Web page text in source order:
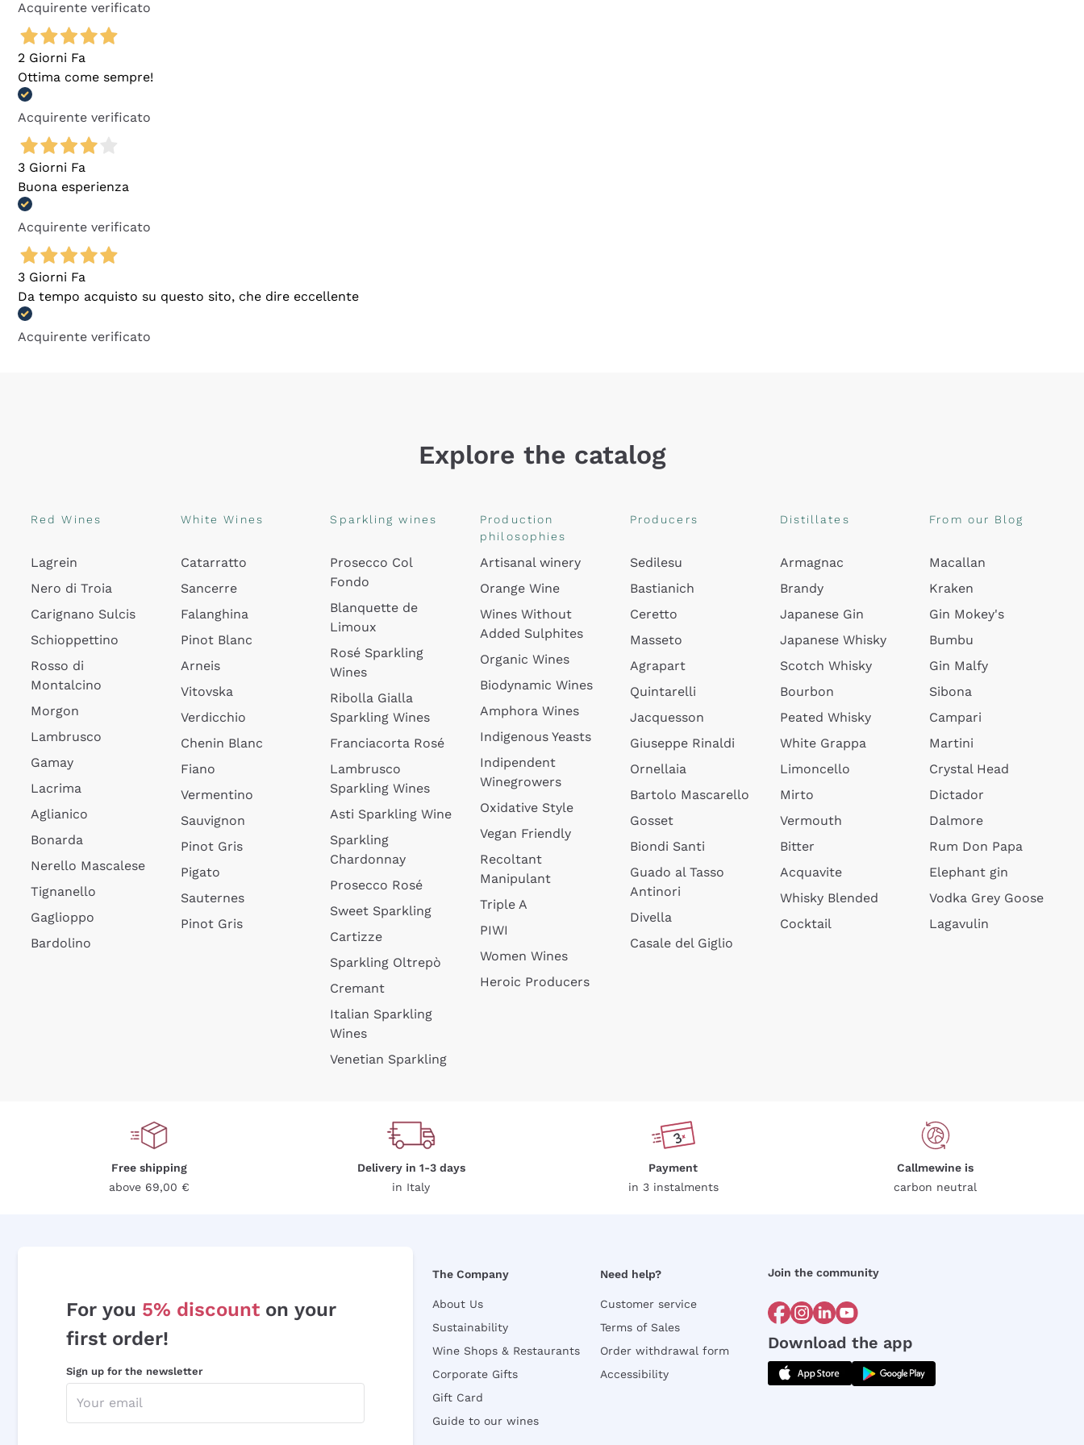
Acquirente verificato
2 Giorni Fa
Ottima come sempre!
Acquirente verificato
3 Giorni Fa
Buona esperienza
Acquirente verificato
3 Giorni Fa
Da tempo acquisto su questo sito, che dire eccellente
Acquirente verificato
Explore the catalog
Red Wines
Lagrein
Nero di Troia
Carignano Sulcis
Schioppettino
Rosso di
Montalcino
Morgon
Lambrusco
Gamay
Lacrima
Aglianico
Bonarda
Nerello Mascalese
Tignanello
Gaglioppo
Bardolino
White Wines
Catarratto
Sancerre
Falanghina
Pinot Blanc
Arneis
Vitovska
Verdicchio
Chenin Blanc
Fiano
Vermentino
Sauvignon
Pinot Gris
Pigato
Sauternes
Pinot Gris
Sparkling wines
Prosecco Col
Fondo
Blanquette de
Limoux
Rosé Sparkling
Wines
Ribolla Gialla
Sparkling Wines
Franciacorta Rosé
Lambrusco
Sparkling Wines
Asti Sparkling Wine
Sparkling
Chardonnay
Prosecco Rosé
Sweet Sparkling
Cartizze
Sparkling Oltrepò
Cremant
Italian Sparkling
Wines
Venetian Sparkling
Production
philosophies
Artisanal winery
Orange Wine
Wines Without
Added Sulphites
Organic Wines
Biodynamic Wines
Amphora Wines
Indigenous Yeasts
Indipendent
Winegrowers
Oxidative Style
Vegan Friendly
Recoltant
Manipulant
Triple A
PIWI
Women Wines
Heroic Producers
Producers
Sedilesu
Bastianich
Ceretto
Masseto
Agrapart
Quintarelli
Jacquesson
Giuseppe Rinaldi
Ornellaia
Bartolo Mascarello
Gosset
Biondi Santi
Guado al Tasso
Antinori
Divella
Casale del Giglio
Distillates
Armagnac
Brandy
Japanese Gin
Japanese Whisky
Scotch Whisky
Bourbon
Peated Whisky
White Grappa
Limoncello
Mirto
Vermouth
Bitter
Acquavite
Whisky Blended
Cocktail
From our Blog
Macallan
Kraken
Gin Mokey's
Bumbu
Gin Malfy
Sibona
Campari
Martini
Crystal Head
Dictador
Dalmore
Rum Don Papa
Elephant gin
Vodka Grey Goose
Lagavulin
Free shipping
above 69,00 €
Delivery in 1-3 days
in Italy
Payment
in 3 instalments
Callmewine is
carbon neutral
For you 5% discount on your
first order!
Sign up for the newsletter
The Company
About Us
Sustainability
Wine Shops & Restaurants
Corporate Gifts
Gift Card
Guide to our wines
Need help?
Customer service
Terms of Sales
Order withdrawal form
Accessibility
Join the community
Download the app